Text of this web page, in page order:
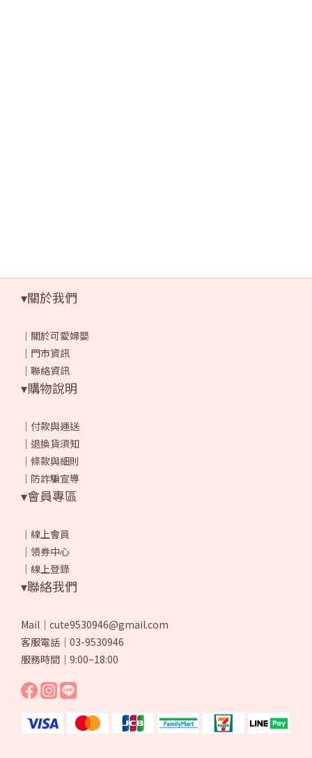
▾關於我們
｜ 關於可愛婦嬰
｜ 門市資訊
｜ 聯絡資訊
▾購物說明
｜ 付款與運送
｜ 退換貨須知
｜ 條款與細則
｜ 防詐騙宣導
▾會員專區
｜ 線上會員
｜ 領券中心
｜ 線上登錄
▾聯絡我們
Mail｜cute9530946@gmail.com
客服電話｜03-9530946
服務時間｜9:00~18:00